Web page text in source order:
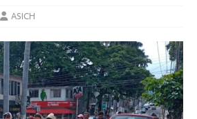
ASICH